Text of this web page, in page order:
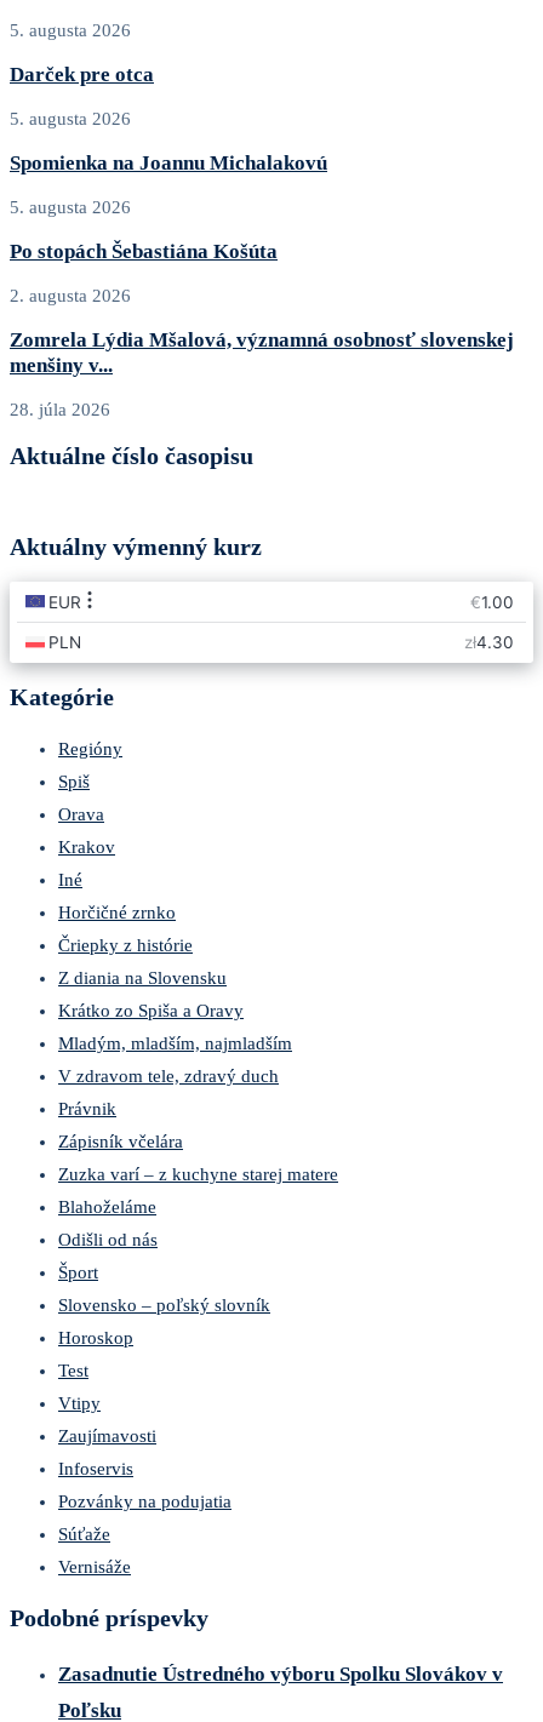
5. augusta 2026
Darček pre otca
5. augusta 2026
Spomienka na Joannu Michalakovú
5. augusta 2026
Po stopách Šebastiána Košúta
2. augusta 2026
Zomrela Lýdia Mšalová, významná osobnosť slovenskej
menšiny v...
28. júla 2026
Aktuálne číslo časopisu
Aktuálny výmenný kurz
Kategórie
Regióny
Spiš
Orava
Krakov
Iné
Horčičné zrnko
Čriepky z histórie
Z diania na Slovensku
Krátko zo Spiša a Oravy
Mladým, mladším, najmladším
V zdravom tele, zdravý duch
Právnik
Zápisník včelára
Zuzka varí – z kuchyne starej matere
Blahoželáme
Odišli od nás
Šport
Slovensko – poľský slovník
Horoskop
Test
Vtipy
Zaujímavosti
Infoservis
Pozvánky na podujatia
Súťaže
Vernisáže
Podobné príspevky
Zasadnutie Ústredného výboru Spolku Slovákov v
Poľsku